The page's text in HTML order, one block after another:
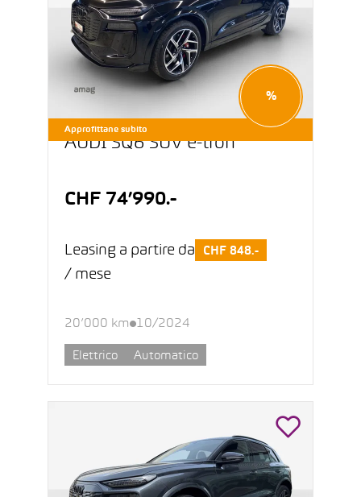
Approfittane subito
%
AUDI SQ6 SUV e-tron
CHF 74’990.-
Leasing a partire da CHF 848.-
/ mese
20’000 km 10/2024
Elettrico Automatico